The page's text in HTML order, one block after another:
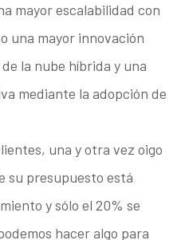
mayor escalabilidad con
una mayor innovación
la nube híbrida y una
mediante la adopción de
una y otra vez oigo
su presupuesto está
y sólo el 20% se
hacer algo para